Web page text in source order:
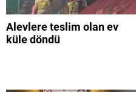
Alevlere teslim olan ev
küle döndü